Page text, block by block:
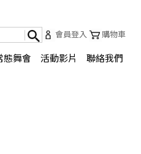
會員登入 購物車
態舞會 活動影片 聯絡我們